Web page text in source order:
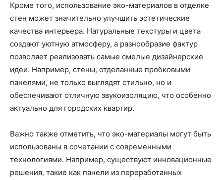
Кроме того, использование эко-материалов в отделке
стен может значительно улучшить эстетические
качества интерьера. Натуральные текстуры и цвета
создают уютную атмосферу, а разнообразие фактур
позволяет реализовать самые смелые дизайнерские
идеи. Например, стены, отделанные пробковыми
панелями, не только выглядят стильно, но и
обеспечивают отличную звукоизоляцию, что особенно
актуально для городских квартир.
Важно также отметить, что эко-материалы могут быть
использованы в сочетании с современными
технологиями. Например, существуют инновационные
решения, такие как панели из переработанных